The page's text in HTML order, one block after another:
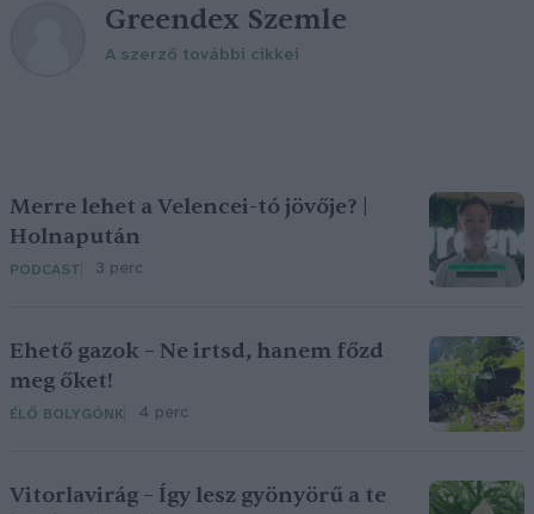
Greendex Szemle
A szerző további cikkei
Merre lehet a Velencei-tó jövője? |
Holnapután
PODCAST 3 perc
Ehető gazok – Ne irtsd, hanem főzd
meg őket!
ÉLŐ BOLYGÓNK 4 perc
Vitorlavirág – Így lesz gyönyörű a te